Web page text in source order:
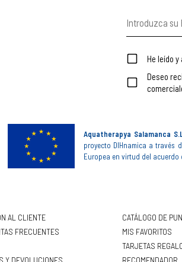
He leído y
Deseo
Aquatherapya Salamanca
proyecto DIHnamica a través
Europea en virtud del acuerdo
AL CLIENTE
FRECUENTES
Y DEVOLUCIONES
CATÁLOGO DE
MIS FAVORITOS
TARJETAS
RECOMENDADOR